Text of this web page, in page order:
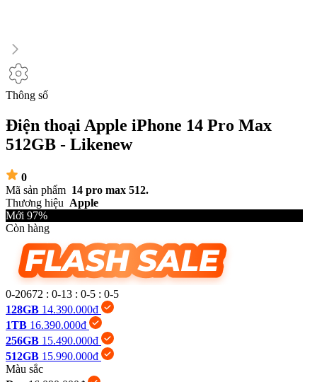
Thông số
Điện thoại Apple iPhone 14 Pro Max
512GB - Likenew
0
Mã sản phẩm 14 pro max 512.
Thương hiệu Apple
Mới 97%
Còn hàng
0-20672 : 0-13 : 0-5 : 0-6
128GB 14.390.000đ
1TB 16.390.000đ
256GB 15.490.000đ
512GB 15.990.000đ
Màu sắc